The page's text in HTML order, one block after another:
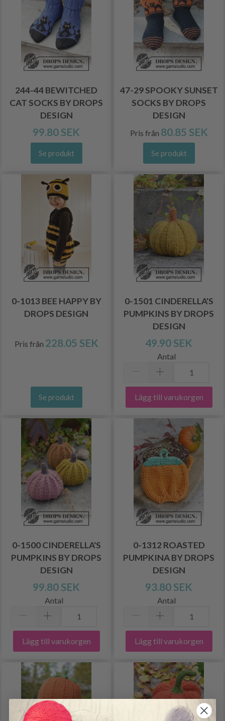
244-44 BEWITCHED
CAT SOCKS BY DROPS
DESIGN
99.80 SEK
Se produkt
47-29 SPOOKY SUNSET
SOCKS BY DROPS
DESIGN
Pris från 80.85 SEK
Se produkt
0-1013 BEE HAPPY BY
DROPS DESIGN
Pris från 228.05 SEK
Se produkt
0-1501 CINDERELLA'S
PUMPKINS BY DROPS
DESIGN
49.90 SEK
Antal
Lägg till varukorgen
0-1500 CINDERELLA'S
PUMPKINS BY DROPS
DESIGN
99.80 SEK
Antal
Lägg till varukorgen
0-1312 ROASTED
PUMPKINA BY DROPS
DESIGN
93.80 SEK
Antal
Lägg till varukorgen